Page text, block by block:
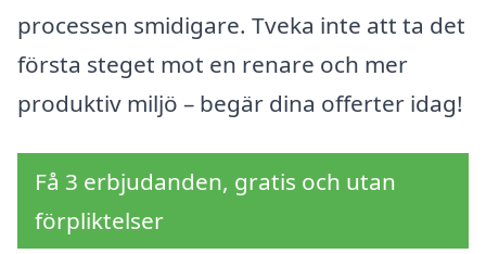
processen smidigare. Tveka inte att ta det
första steget mot en renare och mer
produktiv miljö – begär dina offerter idag!
Få 3 erbjudanden, gratis och utan
förpliktelser